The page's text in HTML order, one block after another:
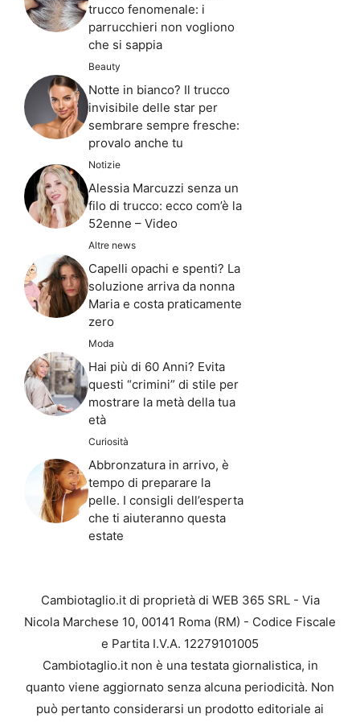
trucco fenomenale: i
parrucchieri non vogliono
che si sappia
Beauty
Notte in bianco? Il trucco
invisibile delle star per
sembrare sempre fresche:
provalo anche tu
Notizie
Alessia Marcuzzi senza un
filo di trucco: ecco com’è la
52enne – Video
Altre news
Capelli opachi e spenti? La
soluzione arriva da nonna
Maria e costa praticamente
zero
Moda
Hai più di 60 Anni? Evita
questi “crimini” di stile per
mostrare la metà della tua
età
Curiosità
Abbronzatura in arrivo, è
tempo di preparare la
pelle. I consigli dell’esperta
che ti aiuteranno questa
estate
Cambiotaglio.it di proprietà di WEB 365 SRL - Via
Nicola Marchese 10, 00141 Roma (RM) - Codice Fiscale
e Partita I.V.A. 12279101005
Cambiotaglio.it non è una testata giornalistica, in
quanto viene aggiornato senza alcuna periodicità. Non
può pertanto considerarsi un prodotto editoriale ai